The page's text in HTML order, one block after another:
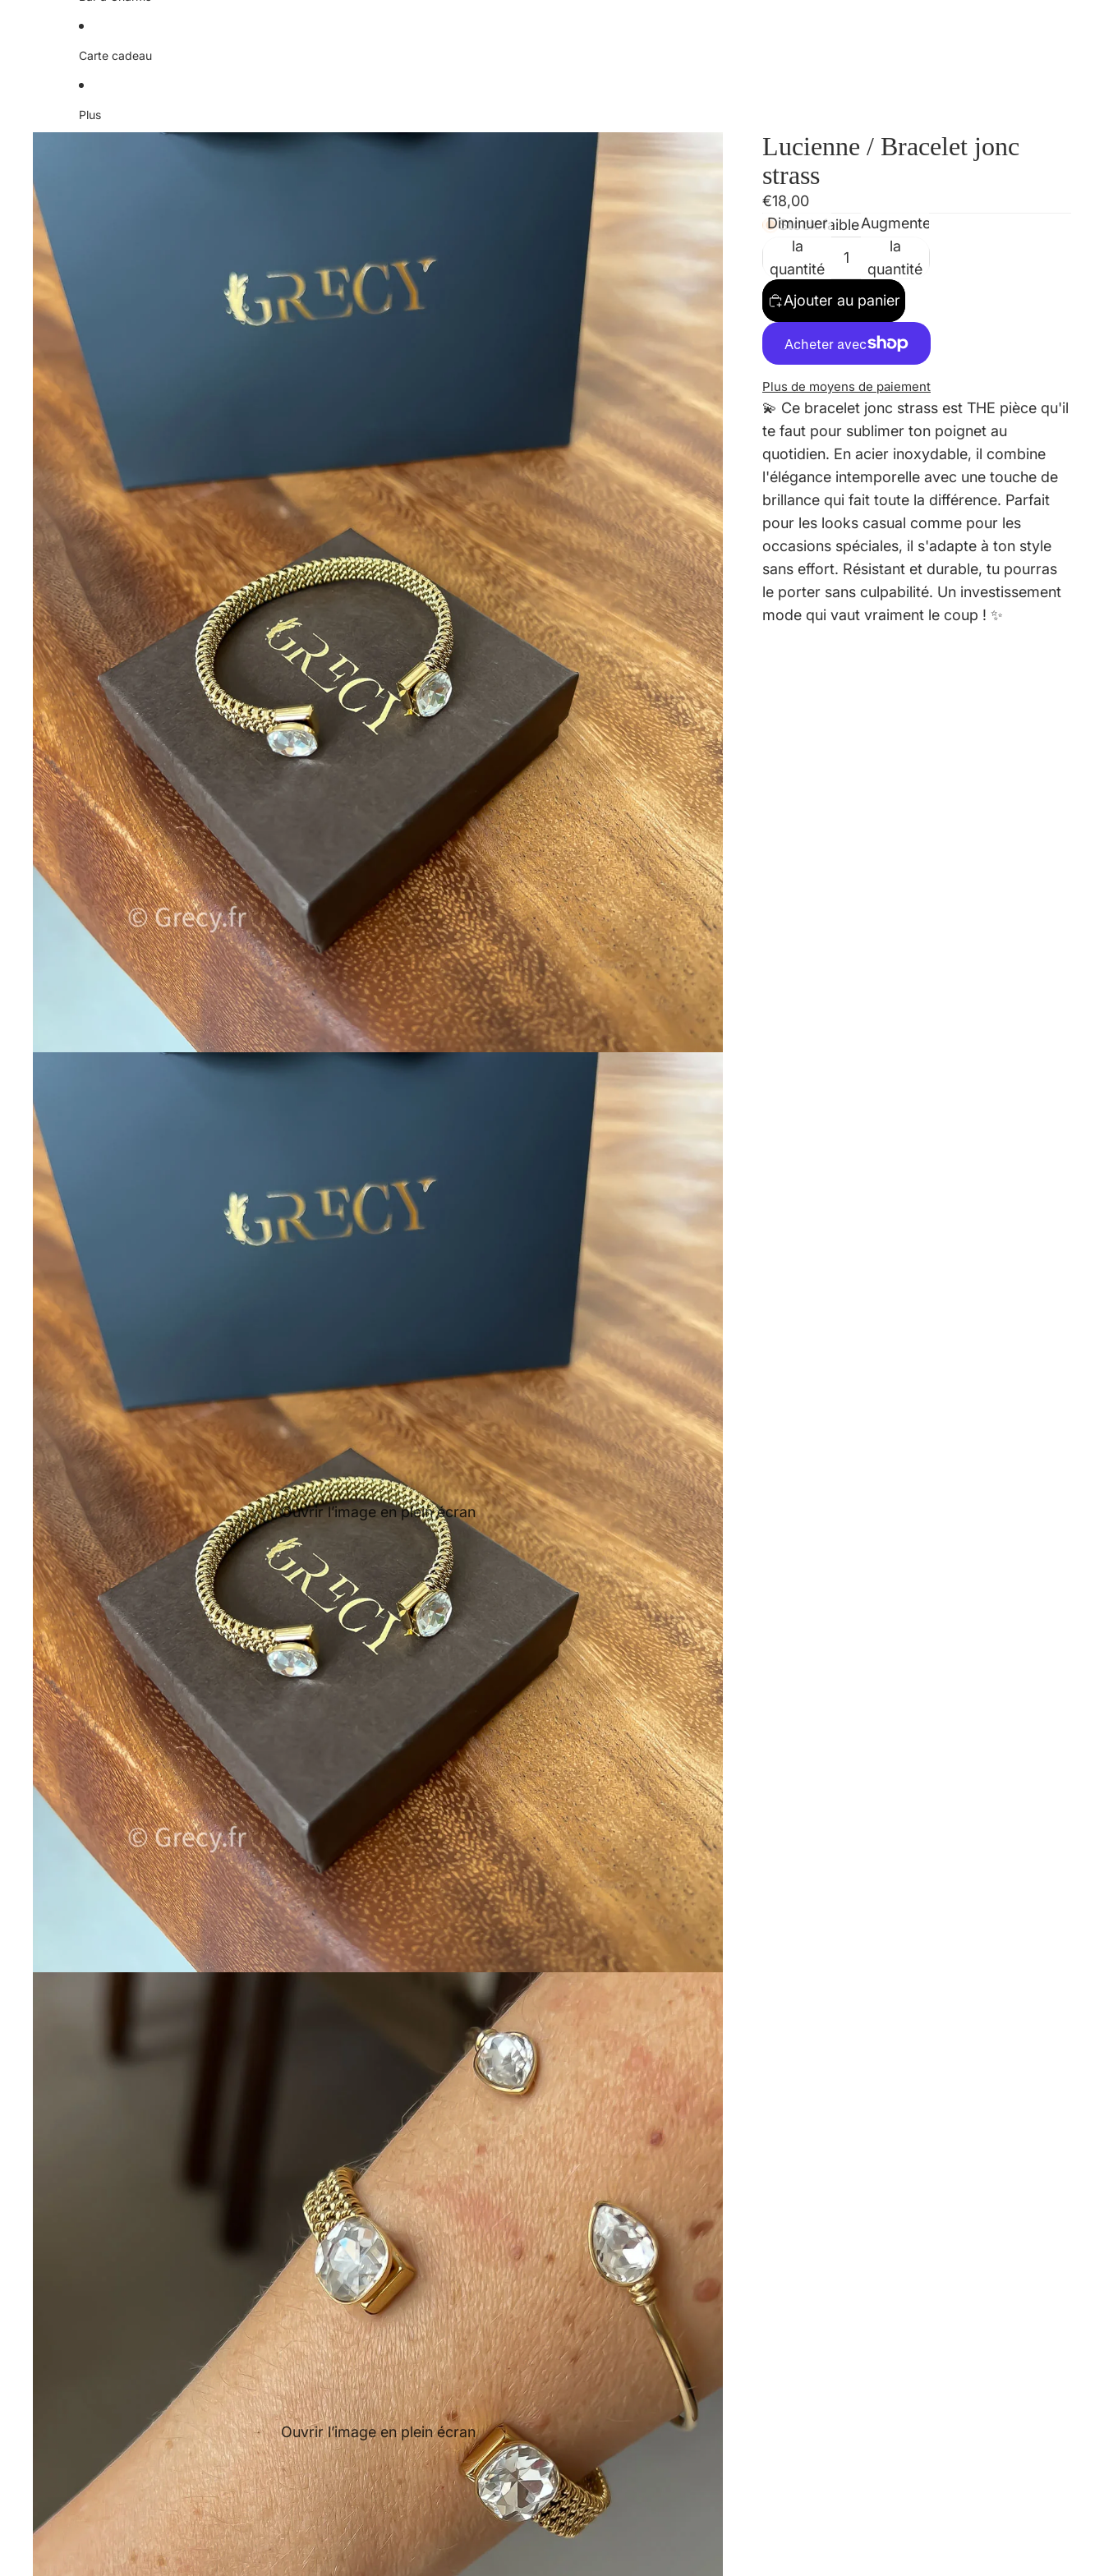
Carte cadeau
Plus
Ouvrir l’image en plein écran
Ouvrir l’image en plein écran
Lucienne / Bracelet jonc
strass
€18,00
Stock faible
Diminuer
la
quantité
Augmenter
la
quantité
Ajouter au panier
Plus de moyens de paiement
💫 Ce bracelet jonc strass est THE pièce qu'il
te faut pour sublimer ton poignet au
quotidien. En acier inoxydable, il combine
l'élégance intemporelle avec une touche de
brillance qui fait toute la différence. Parfait
pour les looks casual comme pour les
occasions spéciales, il s'adapte à ton style
sans effort. Résistant et durable, tu pourras
le porter sans culpabilité. Un investissement
mode qui vaut vraiment le coup ! ✨